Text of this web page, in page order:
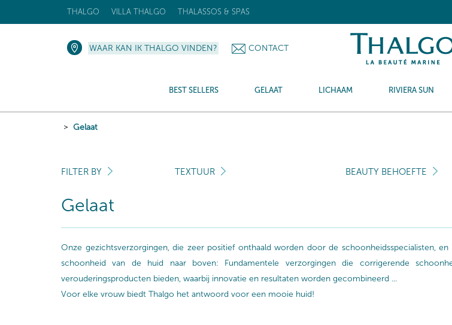
THALGO VILLA THALGO THALASSOS & SPAS
WAAR KAN IK THALGO VINDEN? CONTACT
BEST SELLERS GELAAT LICHAAM RIVIERA SUN
Gelaat
FILTER BY TEXTUUR BEAUTY BEHOEFTE
Gelaat
Onze gezichtsverzorgingen, die zeer positief onthaald worden door de schoonheidsspecialisten,
schoonheid van de huid naar boven: Fundamentele verzorgingen die corrigerende
verouderingsproducten bieden, waarbij innovatie en resultaten worden gecombineerd ...
Voor elke vrouw biedt Thalgo het antwoord voor een mooie huid!